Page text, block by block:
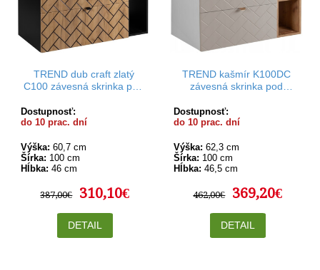
TREND dub craft zlatý
C100 závesná skrinka pod
Dostupnosť:
do 10 prac. dní
Výška: 60,7 cm
Šírka: 100 cm
Hĺbka: 46 cm
387,00€ 310,10€
DETAIL
TREND kašmír K100DC
závesná skrinka pod
Dostupnosť:
do 10 prac. dní
Výška: 62,3 cm
Šírka: 100 cm
Hĺbka: 46,5 cm
462,00€ 369,20€
DETAIL